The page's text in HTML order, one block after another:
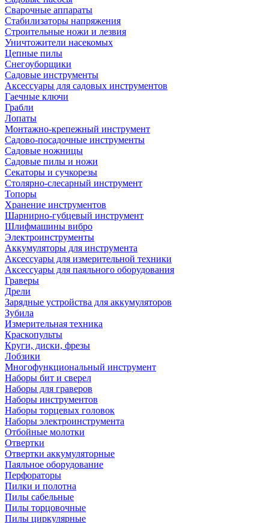
Сварочные аппараты
Стабилизаторы напряжения
Строительные ножи и лезвия
Уничтожители насекомых
Цепные пилы
Снегоуборщики
Садовые инструменты
Аксессуары для садовых инструментов
Гаечные ключи
Грабли
Лопаты
Монтажно-крепежный инструмент
Садово-посадочные инструменты
Садовые ножницы
Садовые пилы и ножи
Секаторы и сучкорезы
Столярно-слесарный инструмент
Топоры
Хранение инструментов
Шарнирно-губцевый инструмент
Шлифмашины вибро
Электроинструменты
Аккумуляторы для инструмента
Аксессуары для измерительной техники
Аксессуары для паяльного оборудования
Граверы
Дрели
Зарядные устройства для аккумуляторов
Зубила
Измерительная техника
Краскопульты
Круги, диски, фрезы
Лобзики
Многофункциональный инструмент
Наборы бит и сверел
Наборы для граверов
Наборы инструментов
Наборы торцевых головок
Наборы электроинструмента
Отбойные молотки
Отвертки
Отвертки аккумуляторные
Паяльное оборудование
Перфораторы
Пилки и полотна
Пилы сабельные
Пилы торцовочные
Пилы циркулярные